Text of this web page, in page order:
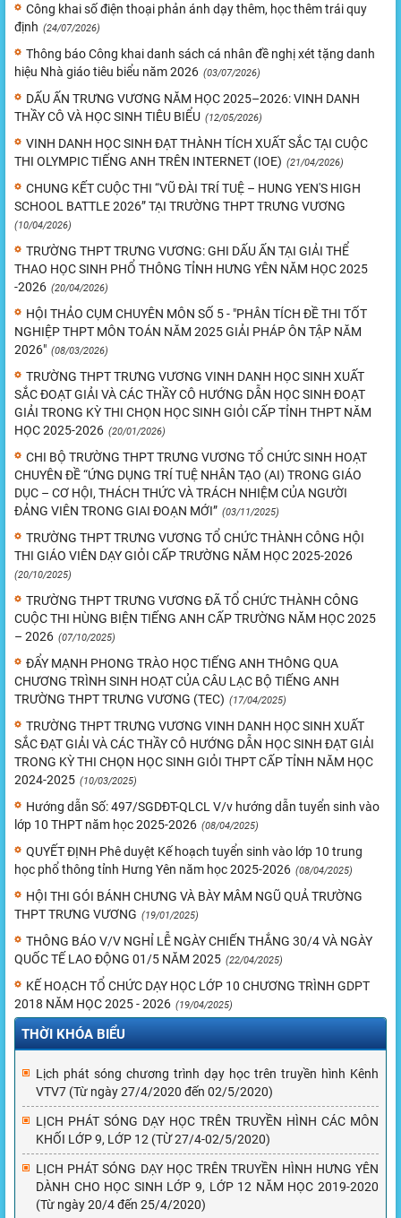
Công khai số điện thoại phản ánh dạy thêm, học thêm trái quy
định (24/07/2026)
Thông báo Công khai danh sách cá nhân đề nghị xét tặng danh
hiệu Nhà giáo tiêu biểu năm 2026 (03/07/2026)
DẤU ẤN TRƯNG VƯƠNG NĂM HỌC 2025–2026: VINH DANH
THẦY CÔ VÀ HỌC SINH TIÊU BIỂU (12/05/2026)
VINH DANH HỌC SINH ĐẠT THÀNH TÍCH XUẤT SẮC TẠI CUỘC
THI OLYMPIC TIẾNG ANH TRÊN INTERNET (IOE) (21/04/2026)
CHUNG KẾT CUỘC THI “VŨ ĐÀI TRÍ TUỆ – HUNG YEN'S HIGH
SCHOOL BATTLE 2026” TẠI TRƯỜNG THPT TRƯNG VƯƠNG
(10/04/2026)
TRƯỜNG THPT TRƯNG VƯƠNG: GHI DẤU ẤN TẠI GIẢI THỂ
THAO HỌC SINH PHỔ THÔNG TỈNH HƯNG YÊN NĂM HỌC 2025
-2026 (20/04/2026)
HỘI THẢO CỤM CHUYÊN MÔN SỐ 5 - "PHÂN TÍCH ĐỀ THI TỐT
NGHIỆP THPT MÔN TOÁN NĂM 2025 GIẢI PHÁP ÔN TẬP NĂM
2026" (08/03/2026)
TRƯỜNG THPT TRƯNG VƯƠNG VINH DANH HỌC SINH XUẤT
SẮC ĐOẠT GIẢI VÀ CÁC THẦY CÔ HƯỚNG DẪN HỌC SINH ĐOẠT
GIẢI TRONG KỲ THI CHỌN HỌC SINH GIỎI CẤP TỈNH THPT NĂM
HỌC 2025-2026 (20/01/2026)
CHI BỘ TRƯỜNG THPT TRƯNG VƯƠNG TỔ CHỨC SINH HOẠT
CHUYÊN ĐỀ “ỨNG DỤNG TRÍ TUỆ NHÂN TẠO (AI) TRONG GIÁO
DỤC – CƠ HỘI, THÁCH THỨC VÀ TRÁCH NHIỆM CỦA NGƯỜI
ĐẢNG VIÊN TRONG GIAI ĐOẠN MỚI” (03/11/2025)
TRƯỜNG THPT TRƯNG VƯƠNG TỔ CHỨC THÀNH CÔNG HỘI
THI GIÁO VIÊN DẠY GIỎI CẤP TRƯỜNG NĂM HỌC 2025-2026
(20/10/2025)
TRƯỜNG THPT TRƯNG VƯƠNG ĐÃ TỔ CHỨC THÀNH CÔNG
CUỘC THI HÙNG BIỆN TIẾNG ANH CẤP TRƯỜNG NĂM HỌC 2025
– 2026 (07/10/2025)
ĐẨY MẠNH PHONG TRÀO HỌC TIẾNG ANH THÔNG QUA
CHƯƠNG TRÌNH SINH HOẠT CỦA CÂU LẠC BỘ TIẾNG ANH
TRƯỜNG THPT TRƯNG VƯƠNG (TEC) (17/04/2025)
TRƯỜNG THPT TRƯNG VƯƠNG VINH DANH HỌC SINH XUẤT
SẮC ĐẠT GIẢI VÀ CÁC THẦY CÔ HƯỚNG DẪN HỌC SINH ĐẠT GIẢI
TRONG KỲ THI CHỌN HỌC SINH GIỎI THPT CẤP TỈNH NĂM HỌC
2024-2025 (10/03/2025)
Hướng dẫn Số: 497/SGDĐT-QLCL V/v hướng dẫn tuyển sinh vào
lớp 10 THPT năm học 2025-2026 (08/04/2025)
QUYẾT ĐỊNH Phê duyệt Kế hoạch tuyển sinh vào lớp 10 trung
học phổ thông tỉnh Hưng Yên năm học 2025-2026 (08/04/2025)
HỘI THI GÓI BÁNH CHƯNG VÀ BÀY MÂM NGŨ QUẢ TRƯỜNG
THPT TRƯNG VƯƠNG (19/01/2025)
THÔNG BÁO V/V NGHỈ LỄ NGÀY CHIẾN THẮNG 30/4 VÀ NGÀY
QUỐC TẾ LAO ĐỘNG 01/5 NĂM 2025 (22/04/2025)
KẾ HOẠCH TỔ CHỨC DẠY HỌC LỚP 10 CHƯƠNG TRÌNH GDPT
2018 NĂM HỌC 2025 - 2026 (19/04/2025)
THỜI KHÓA BIỂU
Lịch phát sóng chương trình dạy học trên truyền hình Kênh
VTV7 (Từ ngày 27/4/2020 đến 02/5/2020)
LỊCH PHÁT SÓNG DẠY HỌC TRÊN TRUYỀN HÌNH CÁC MÔN
KHỐI LỚP 9, LỚP 12 (TỪ 27/4-02/5/2020)
LỊCH PHÁT SÓNG DẠY HỌC TRÊN TRUYỀN HÌNH HƯNG YÊN
DÀNH CHO HỌC SINH LỚP 9, LỚP 12 NĂM HỌC 2019-2020
(Từ ngày 20/4 đến 25/4/2020)